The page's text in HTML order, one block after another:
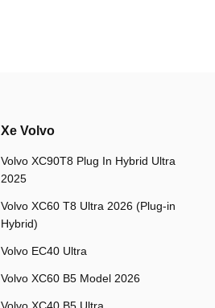
Xe Volvo
Volvo XC90T8 Plug In Hybrid Ultra
2025
Volvo XC60 T8 Ultra 2026 (Plug-in
Hybrid)
Volvo EC40 Ultra
Volvo XC60 B5 Model 2026